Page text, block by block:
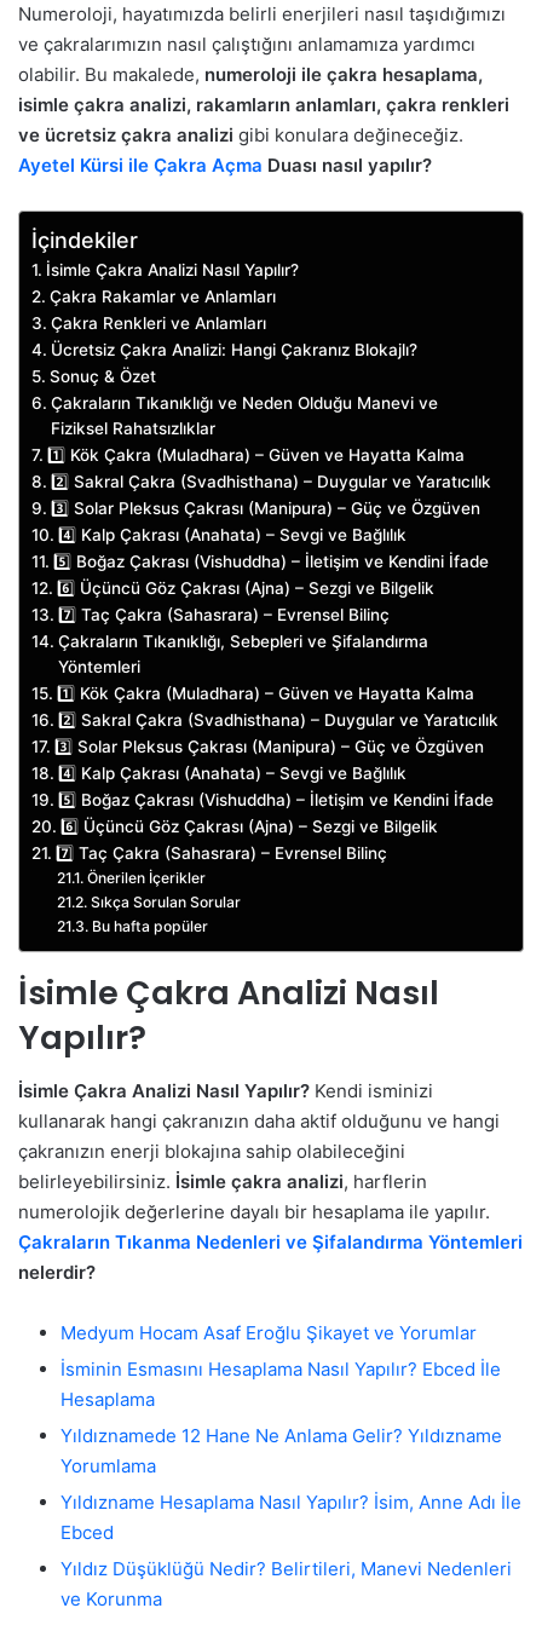
Numeroloji, hayatımızda belirli enerjileri nasıl taşıdığımızı
ve çakralarımızın nasıl çalıştığını anlamamıza yardımcı
olabilir. Bu makalede, numeroloji ile çakra hesaplama,
isimle çakra analizi, rakamların anlamları, çakra renkleri
ve ücretsiz çakra analizi gibi konulara değineceğiz.
Ayetel Kürsi ile Çakra Açma Duası nasıl yapılır?
İçindekiler
İsimle Çakra Analizi Nasıl Yapılır?
Çakra Rakamlar ve Anlamları
Çakra Renkleri ve Anlamları
Ücretsiz Çakra Analizi: Hangi Çakranız Blokajlı?
Sonuç & Özet
Çakraların Tıkanıklığı ve Neden Olduğu Manevi ve
Fiziksel Rahatsızlıklar
1️⃣ Kök Çakra (Muladhara) – Güven ve Hayatta Kalma
2️⃣ Sakral Çakra (Svadhisthana) – Duygular ve Yaratıcılık
3️⃣ Solar Pleksus Çakrası (Manipura) – Güç ve Özgüven
4️⃣ Kalp Çakrası (Anahata) – Sevgi ve Bağlılık
5️⃣ Boğaz Çakrası (Vishuddha) – İletişim ve Kendini İfade
6️⃣ Üçüncü Göz Çakrası (Ajna) – Sezgi ve Bilgelik
7️⃣ Taç Çakra (Sahasrara) – Evrensel Bilinç
Çakraların Tıkanıklığı, Sebepleri ve Şifalandırma
Yöntemleri
1️⃣ Kök Çakra (Muladhara) – Güven ve Hayatta Kalma
2️⃣ Sakral Çakra (Svadhisthana) – Duygular ve Yaratıcılık
3️⃣ Solar Pleksus Çakrası (Manipura) – Güç ve Özgüven
4️⃣ Kalp Çakrası (Anahata) – Sevgi ve Bağlılık
5️⃣ Boğaz Çakrası (Vishuddha) – İletişim ve Kendini İfade
6️⃣ Üçüncü Göz Çakrası (Ajna) – Sezgi ve Bilgelik
7️⃣ Taç Çakra (Sahasrara) – Evrensel Bilinç
Önerilen İçerikler
Sıkça Sorulan Sorular
Bu hafta popüler
İsimle Çakra Analizi Nasıl
Yapılır?
İsimle Çakra Analizi Nasıl Yapılır? Kendi isminizi
kullanarak hangi çakranızın daha aktif olduğunu ve hangi
çakranızın enerji blokajına sahip olabileceğini
belirleyebilirsiniz. İsimle çakra analizi, harflerin
numerolojik değerlerine dayalı bir hesaplama ile yapılır.
Çakraların Tıkanma Nedenleri ve Şifalandırma Yöntemleri
nelerdir?
Medyum Hocam Asaf Eroğlu Şikayet ve Yorumlar
İsminin Esmasını Hesaplama Nasıl Yapılır? Ebced İle
Hesaplama
Yıldıznamede 12 Hane Ne Anlama Gelir? Yıldızname
Yorumlama
Yıldızname Hesaplama Nasıl Yapılır? İsim, Anne Adı İle
Ebced
Yıldız Düşüklüğü Nedir? Belirtileri, Manevi Nedenleri
ve Korunma